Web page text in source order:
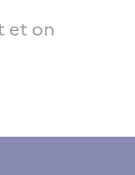
et on